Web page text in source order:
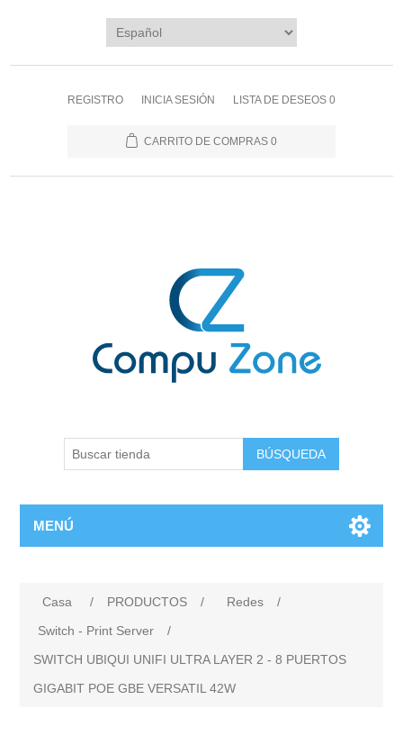
REGISTRO INICIA SESIÓN LISTA DE DESEOS 0
CARRITO DE COMPRAS 0
BÚSQUEDA
MENÚ
Casa / PRODUCTOS / Redes
/
Switch - Print Server
/
SWITCH UBIQUI UNIFI ULTRA LAYER 2 - 8 PUERTOS
GIGABIT POE GBE VERSATIL 42W